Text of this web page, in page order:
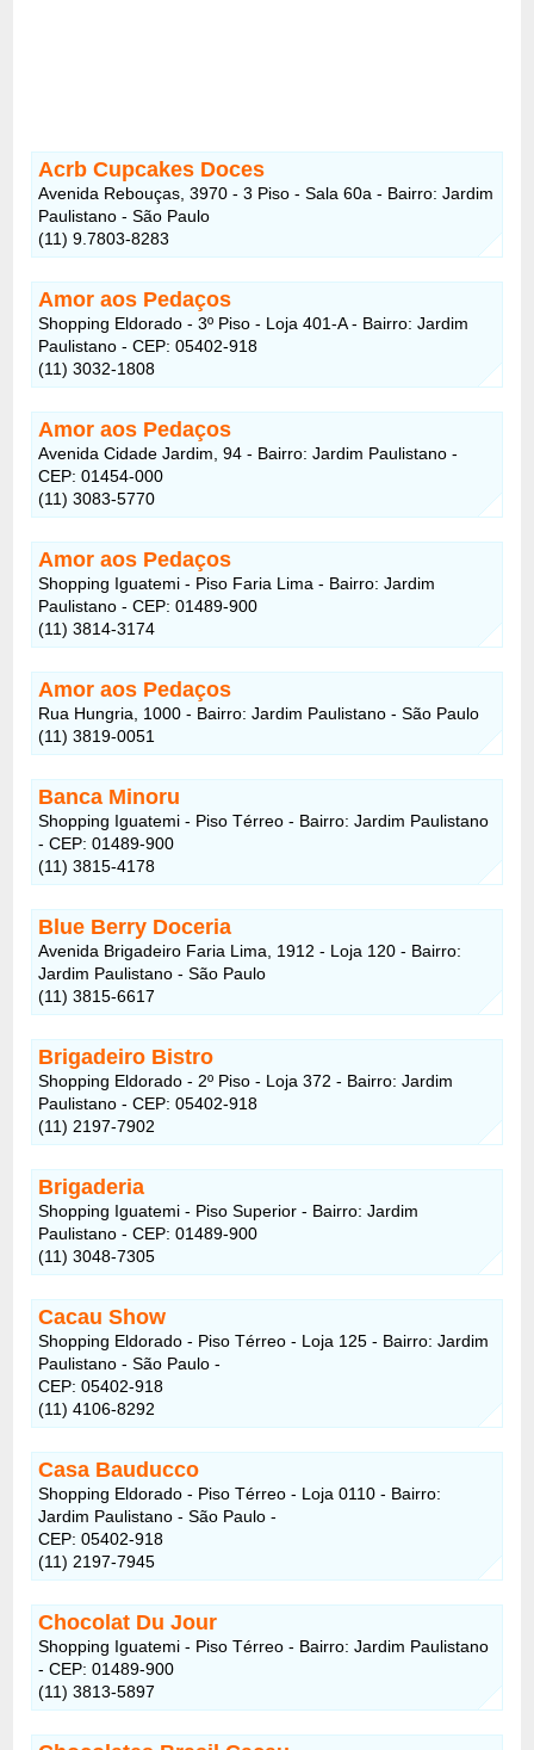
Acrb Cupcakes Doces
Avenida Rebouças, 3970 - 3 Piso - Sala 60a - Bairro: Jardim
Paulistano - São Paulo
(11) 9.7803-8283
Amor aos Pedaços
Shopping Eldorado - 3º Piso - Loja 401-A - Bairro: Jardim
Paulistano - CEP: 05402-918
(11) 3032-1808
Amor aos Pedaços
Avenida Cidade Jardim, 94 - Bairro: Jardim Paulistano -
CEP: 01454-000
(11) 3083-5770
Amor aos Pedaços
Shopping Iguatemi - Piso Faria Lima - Bairro: Jardim
Paulistano - CEP: 01489-900
(11) 3814-3174
Amor aos Pedaços
Rua Hungria, 1000 - Bairro: Jardim Paulistano - São Paulo
(11) 3819-0051
Banca Minoru
Shopping Iguatemi - Piso Térreo - Bairro: Jardim Paulistano
- CEP: 01489-900
(11) 3815-4178
Blue Berry Doceria
Avenida Brigadeiro Faria Lima, 1912 - Loja 120 - Bairro:
Jardim Paulistano - São Paulo
(11) 3815-6617
Brigadeiro Bistro
Shopping Eldorado - 2º Piso - Loja 372 - Bairro: Jardim
Paulistano - CEP: 05402-918
(11) 2197-7902
Brigaderia
Shopping Iguatemi - Piso Superior - Bairro: Jardim
Paulistano - CEP: 01489-900
(11) 3048-7305
Cacau Show
Shopping Eldorado - Piso Térreo - Loja 125 - Bairro: Jardim
Paulistano - São Paulo -
CEP: 05402-918
(11) 4106-8292
Casa Bauducco
Shopping Eldorado - Piso Térreo - Loja 0110 - Bairro:
Jardim Paulistano - São Paulo -
CEP: 05402-918
(11) 2197-7945
Chocolat Du Jour
Shopping Iguatemi - Piso Térreo - Bairro: Jardim Paulistano
- CEP: 01489-900
(11) 3813-5897